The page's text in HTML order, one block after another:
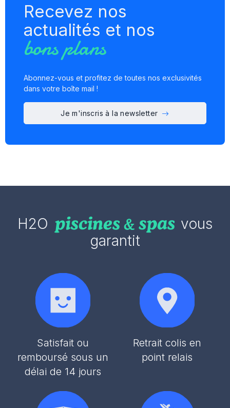
Recevez nos
actualités et nos
bons plans
Abonnez-vous et profitez de toutes nos exclusivités
dans votre boîte mail !
Je m'inscris à la newsletter
H2O
vous
garantit
Satisfait ou
remboursé sous un
délai de 14 jours
Retrait colis en
point relais